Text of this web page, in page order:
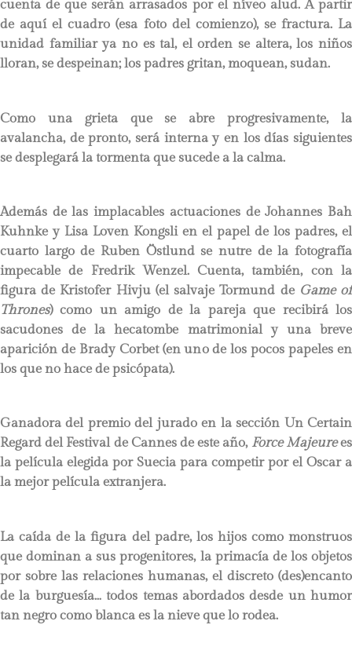
cuenta de que serán arrasados por el níveo alud. A partir
de aquí el cuadro (esa foto del comienzo), se fractura. La
unidad familiar ya no es tal, el orden se altera, los niños
lloran, se despeinan; los padres gritan, moquean, sudan.
Como una grieta que se abre progresivamente, la
avalancha, de pronto, será interna y en los días siguientes
se desplegará la tormenta que sucede a la calma.
Además de las implacables actuaciones de Johannes Bah
Kuhnke y Lisa Loven Kongsli en el papel de los padres, el
cuarto largo de Ruben Östlund se nutre de la fotografía
impecable de Fredrik Wenzel. Cuenta, también, con la
figura de Kristofer Hivju (el salvaje Tormund de Game of
Thrones) como un amigo de la pareja que recibirá los
sacudones de la hecatombe matrimonial y una breve
aparición de Brady Corbet (en uno de los pocos papeles en
los que no hace de psicópata).
Ganadora del premio del jurado en la sección Un Certain
Regard del Festival de Cannes de este año, Force Majeurees
la película elegida por Suecia para competir por el Oscar a
la mejor película extranjera.
La caída de la figura del padre, los hijos como monstruos
que dominan a sus progenitores, la primacía de los objetos
por sobre las relaciones humanas, el discreto (des)encanto
de la burguesía… todos temas abordados desde un humor
tan negro como blanca es la nieve que lo rodea.